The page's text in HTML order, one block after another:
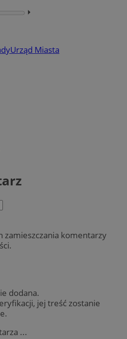
⏵︎
Urząd Miasta
zamieszczania komentarzy
dodana.
jej treść zostanie
...